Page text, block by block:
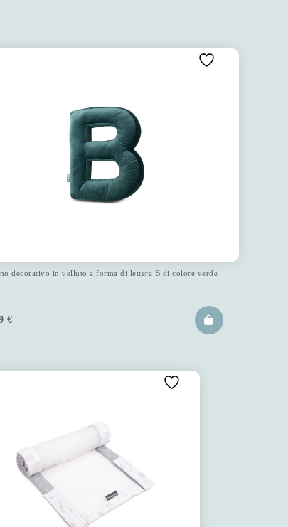
decorativo in velluto a forma di lettera B di colore verde
€